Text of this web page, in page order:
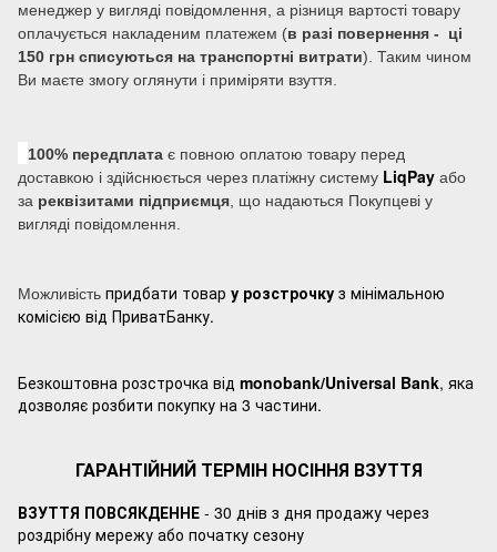
менеджер у вигляді повідомлення, а різниця вартості товару
оплачується накладеним платежем (в разі повернення - ці
150 грн списуються на транспортні витрати). Таким чином
Ви маєте змогу оглянути і приміряти взуття.
100% передплата є повною оплатою товару перед
доставкою і здійснюється через платіжну систему LiqPay або
за реквізитами підприємця , що надаються Покупцеві у
вигляді повідомлення.
Можливість придбати товар у розстрочку з мінімальною
комісією від ПриватБанку.
Безкоштовна розстрочка від monobank/Universal Bank, яка
дозволяє розбити покупку на 3 частини.
ГАРАНТІЙНИЙ ТЕРМІН НОСІННЯ ВЗУТТЯ
ВЗУТТЯ ПОВСЯКДЕННЕ - 30 днів з дня продажу через
роздрібну мережу або початку сезону